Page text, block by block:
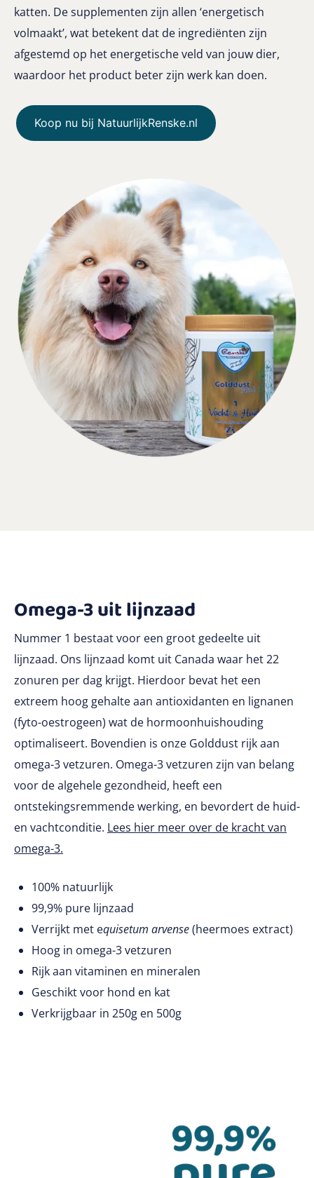
katten. De supplementen zijn allen ‘energetisch
volmaakt’, wat betekent dat de ingrediënten zijn
afgestemd op het energetische veld van jouw dier,
waardoor het product beter zijn werk kan doen.
Koop nu bij NatuurlijkRenske.nl
Omega-3 uit lijnzaad
Nummer 1 bestaat voor een groot gedeelte uit
lijnzaad. Ons lijnzaad komt uit Canada waar het 22
zonuren per dag krijgt. Hierdoor bevat het een
extreem hoog gehalte aan antioxidanten en lignanen
(fyto-oestrogeen) wat de hormoonhuishouding
optimaliseert. Bovendien is onze Golddust rijk aan
omega-3 vetzuren. Omega-3 vetzuren zijn van belang
voor de algehele gezondheid, heeft een
ontstekingsremmende werking, en bevordert de huid-
en vachtconditie. Lees hier meer over de kracht van
omega-3.
100% natuurlijk
99,9% pure lijnzaad
Verrijkt met equisetum arvense(heermoes extract)
Hoog in omega-3 vetzuren
Rijk aan vitaminen en mineralen
Geschikt voor hond en kat
Verkrijgbaar in 250g en 500g